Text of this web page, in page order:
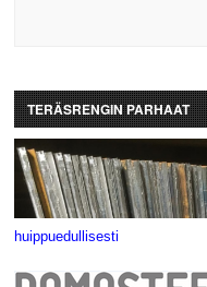
TERÄSRENGIN PARHAAT
huippuedullisesti